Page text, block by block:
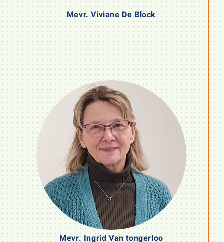
Mevr. Viviane De Block
Mevr. Ingrid Van tongerloo